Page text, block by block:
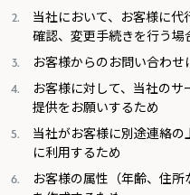
当社において、お客様に代
確認、変更手続きを行う場
お客様からのお問い合わ
お客様に対して、当社の
提供をお願いするため
当社がお客様に別途連絡
に利用するため
お客様の属性（年齢、住